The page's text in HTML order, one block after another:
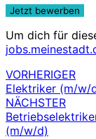
Um dich für
VORHERIGER
Elektriker (m/w/
NÄCHSTER
(m/w/d)